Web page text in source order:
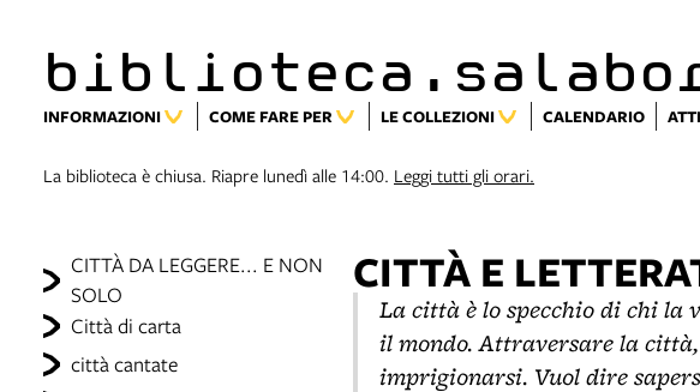
INFORMAZIONI COME FARE PER LE COLLEZIONI CALENDARIO
La biblioteca è chiusa. Riapre lunedì alle 14:00. Leggi tutti gli orari.
CITTÀ DA LEGGERE... E NON
SOLO
Città di carta
città cantate
CITTÀ E
La città è lo specchio di chi la
il mondo. Attraversare la
imprigionarsi. Vuol dire